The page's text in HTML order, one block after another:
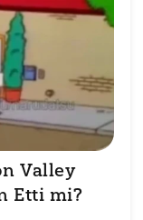
Valley
Etti mi?